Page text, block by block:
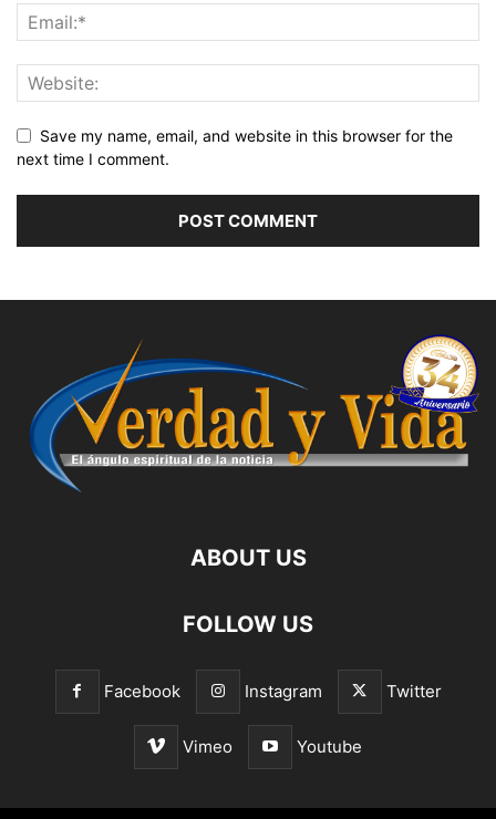
Save my name, email, and website in this browser for the
next time I comment.
ABOUT US
FOLLOW US
Facebook Instagram Twitter
Vimeo Youtube